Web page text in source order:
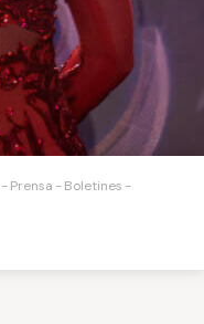
Prensa
Boletines